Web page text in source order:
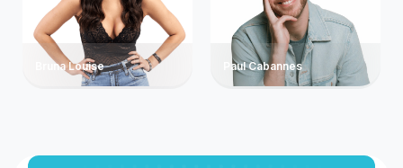
Bruna Louise Paul Cabannes